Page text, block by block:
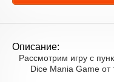
Описание:
Рассмотрим игру с
Dice Mania Game от